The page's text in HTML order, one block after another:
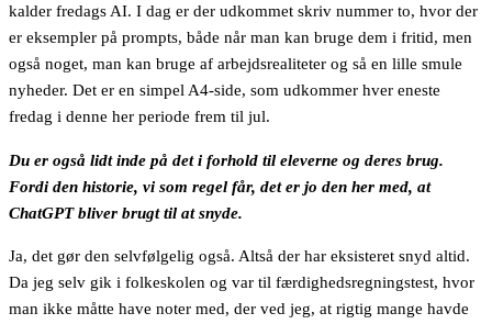
kalder fredags AI. I dag er der udkommet skriv nummer to, hvor der
er eksempler på prompts, både når man kan bruge dem i fritid, men
også noget, man kan bruge af arbejdsrealiteter og så en lille smule
nyheder. Det er en simpel A4-side, som udkommer hver eneste
fredag i denne her periode frem til jul.
Du er også lidt inde på det i forhold til eleverne og deres brug.
Fordi den historie, vi som regel får, det er jo den her med, at
ChatGPT bliver brugt til at snyde.
Ja, det gør den selvfølgelig også. Altså der har eksisteret snyd altid.
Da jeg selv gik i folkeskolen og var til færdighedsregningstest, hvor
man ikke måtte have noter med, der ved jeg, at rigtig mange havde